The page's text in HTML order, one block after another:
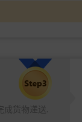
货物递送.